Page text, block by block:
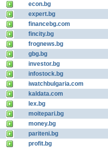
econ.bg
expert.bg
financebg.com
fincity.bg
frognews.bg
gbg.bg
investor.bg
infostock.bg
iwatchbulgaria.com
kaldata.com
lex.bg
moitepari.bg
money.bg
pariteni.bg
profit.bg